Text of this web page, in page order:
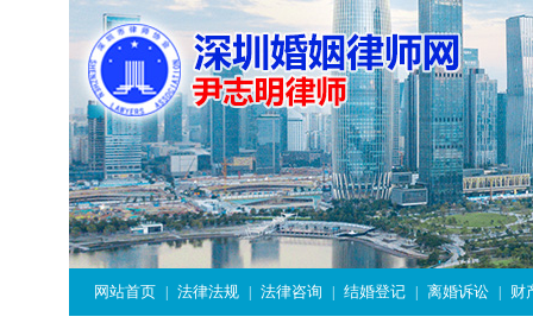
网站首页 法律法规 法律咨询 结婚登记 离婚诉讼 财